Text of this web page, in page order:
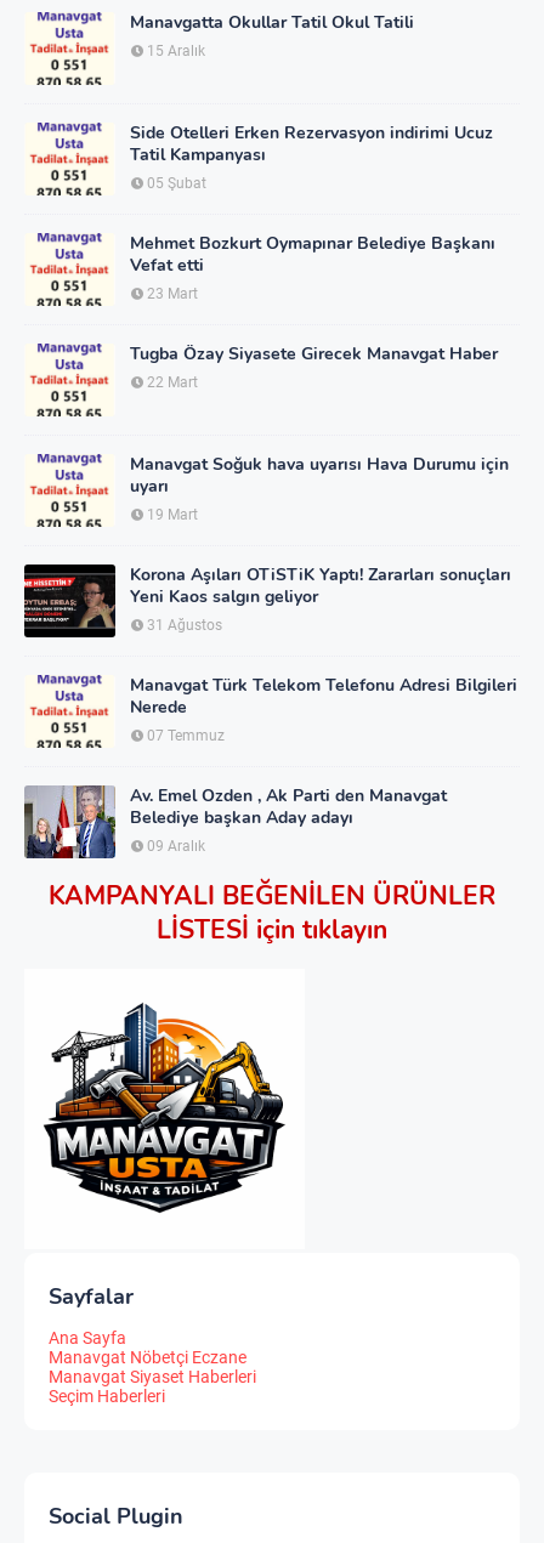
Manavgatta Okullar Tatil Okul Tatili
15 Aralık
Side Otelleri Erken Rezervasyon indirimi Ucuz
Tatil Kampanyası
05 Şubat
Mehmet Bozkurt Oymapınar Belediye Başkanı
Vefat etti
23 Mart
Tugba Özay Siyasete Girecek Manavgat Haber
22 Mart
Manavgat Soğuk hava uyarısı Hava Durumu için
uyarı
19 Mart
Korona Aşıları OTiSTiK Yaptı! Zararları sonuçları
Yeni Kaos salgın geliyor
31 Ağustos
Manavgat Türk Telekom Telefonu Adresi Bilgileri
Nerede
07 Temmuz
Av. Emel Ozden , Ak Parti den Manavgat
Belediye başkan Aday adayı
09 Aralık
KAMPANYALI BEĞENİLEN ÜRÜNLER
LİSTESİ için tıklayın
Sayfalar
Ana Sayfa
Manavgat Nöbetçi Eczane
Manavgat Siyaset Haberleri
Seçim Haberleri
Social Plugin